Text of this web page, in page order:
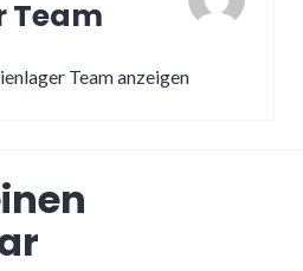
Team
Team anzeigen